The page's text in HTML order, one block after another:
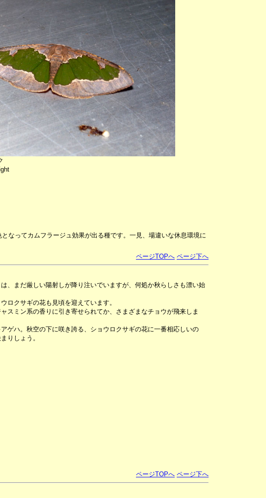
なってカムフラージュ効果が出る種です。一見、場違いな休息環境に
ページTOPへ ページ下へ
、まだ厳しい陽射しが降り注いでいますが、何処か秋らしさも漂い始
ロクサギの花も見頃を迎えています。
スミン系の香りに引き寄せられてか、さまざまなチョウが飛来しま
ゲハ。秋空の下に咲き誇る、ショウロクサギの花に一番相応しいの
りしょう。
ページTOPへ ページ下へ